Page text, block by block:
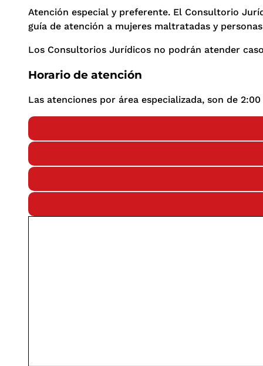
Atención especial y preferente. El Consultorio
guía de atención a mujeres maltratadas y
Los Consultorios Jurídicos no podrán atender
Horario de atención
Las atenciones por área especializada, son de